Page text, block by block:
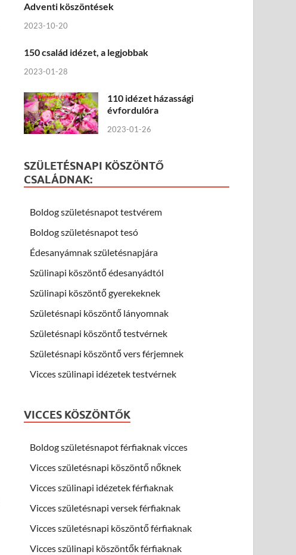
Adventi köszöntések
2023-10-20
150 család idézet, a legjobbak
2023-01-28
110 idézet házassági
évfordulóra
2023-01-26
SZÜLETÉSNAPI KÖSZÖNTŐ
CSALÁDNAK:
Boldog születésnapot testvérem
Boldog születésnapot tesó
Édesanyámnak születésnapjára
Szülinapi köszöntő édesanyádtól
Szülinapi köszöntő gyerekeknek
Születésnapi köszöntő lányomnak
Születésnapi köszöntő testvérnek
Születésnapi köszöntő vers férjemnek
Vicces szülinapi idézetek testvérnek
VICCES KÖSZÖNTŐK
Boldog születésnapot férfiaknak vicces
Vicces születésnapi köszöntő nőknek
Vicces szülinapi idézetek férfiaknak
Vicces születésnapi versek férfiaknak
Vicces születésnapi köszöntő férfiaknak
Vicces szülinapi köszöntők férfiaknak